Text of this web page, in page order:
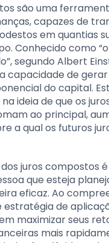
são uma
capazes de
em quantias
Conhecido como
segundo Albert
capacidade de
do capital.
ideia de que os
ao principal,
a qual os futuros
juros compostos
que esteja
eficaz. Ao
de
maximizar seus
mais